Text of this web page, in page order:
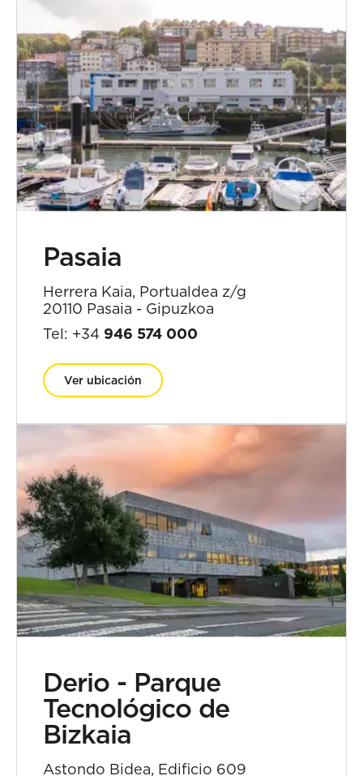
Pasaia
Herrera Kaia, Portualdea z/g
20110 Pasaia - Gipuzkoa
Tel: +34 946 574 000
Ver ubicación
Derio - Parque
Tecnológico de
Bizkaia
Astondo Bidea, Edificio 609